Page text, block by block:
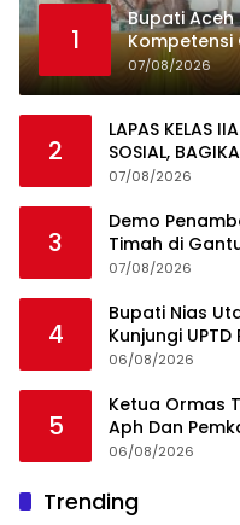
1
Bupati Aceh
Kompetensi
Sama
07/08/2026
2
LAPAS KELAS
SOSIAL,
MASYARAKAT
07/08/2026
3
Demo
Timah di
Niaga Timah
07/08/2026
4
Bupati Nias
Kunjungi
06/08/2026
5
Ketua Ormas
Aph Dan
Angkut
06/08/2026
Trending
1
Gerindra